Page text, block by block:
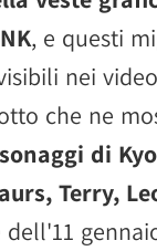
, e questi
nei
che ne
di
Terry,